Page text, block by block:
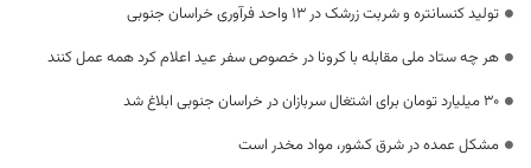
تولید کنسانتره و شربت زرشک در 13 واحد فرآوری خراسان جنوبی
هر چه ستاد ملی مقابله با کرونا در خصوص سفر عید اعلام کرد همه عمل کنند
۳۰ میلیارد تومان برای اشتغال سربازان در خراسان جنوبی ابلاغ شد
مشکل عمده در شرق کشور، مواد مخدر است